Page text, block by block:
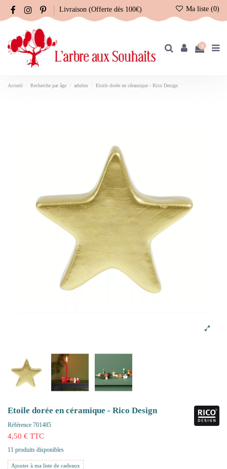
Livraison (Offerte dès 100€) Ma liste (0)
0
Accueil Recherche par âge adultes Etoile dorée en céramique - Rico Design
Etoile dorée en céramique - Rico Design
Référence 701485
4,50 € TTC
11 produits disponibles
Ajouter à ma liste de cadeaux